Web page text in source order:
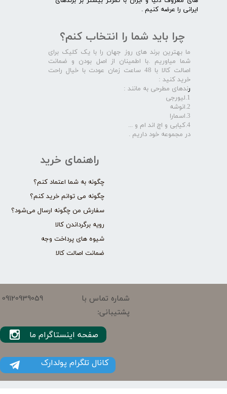
ایرانی را عرضه کنیم .​​​​​​​
راهنمای خرید
چگونه به شما اعتماد کنم؟
چگونه می توانم خرید کنم؟
سفارش من چگونه ارسال می‌شود؟
رویه برگرداندن کالا
شیوه های پرداخت وجه
ضمانت اصالت کالا
چرا باید شما را انتخاب کنم؟
ما بهترین برند های روز جهان را با یک کلیک برای
شما میاوریم .با اطمینان از اصل بودن و ضمانت
اصالت کالا با 48 ساعت زمان عودت با خیال راحت
خرید کنید :
رندهای مطرحی به مانند :
1.لیورجی
2.انوشه
3.اسمارا
4.کیابی و اچ اند ام و ...
در مجموعه خود داریم .​​​​​​​
شماره تماس با
پشتیبانی:
09120939059
کانال تلگرام پولدارک
صفحه اینستاگرام ما